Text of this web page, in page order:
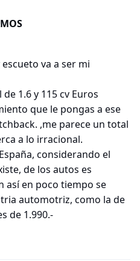
va a ser mi
1.6 y 115 cv Euros
que le pongas a ese
,me parece un total
a lo irracional.
considerando el
de los autos es
así en poco tiempo se
automotriz, como la de
de 1.990.-